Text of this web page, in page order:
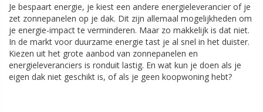
Je bespaart energie, je kiest een andere energieleverancier of je
zet zonnepanelen op je dak. Dit zijn allemaal mogelijkheden om
je energie-impact te verminderen. Maar zo makkelijk is dat niet.
In de markt voor duurzame energie tast je al snel in het duister.
Kiezen uit het grote aanbod van zonnepanelen en
energieleveranciers is ronduit lastig. En wat kun je doen als je
eigen dak niet geschikt is, of als je geen koopwoning hebt?